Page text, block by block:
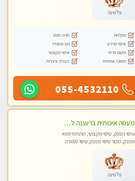
פלטינה
מקלחת
חניה חינם
עיסוי מרגיע
נקי ומסודר
מקום פרטי
עיסוי מקצועי
תמונה אמיתית
דוברת עיברית
055-4532110
מעסה איכותית ברעננה למאסז מקצועי ומפנק לכל שרירי הגוף
עיסוי מפנק, עיסוי מקצועי, מתחמי ספא
מפנק, מכוני עיסוי מפנק, עיסוי טנטרה
פלטינה